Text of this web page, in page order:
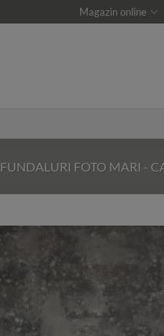
Magazin online
FUNDALURI FOTO MARI -